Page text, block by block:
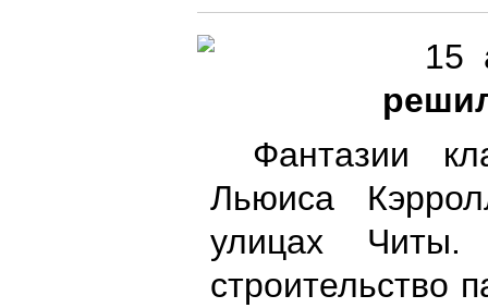
15
Фантазии
Льюиса
улицах
строительство